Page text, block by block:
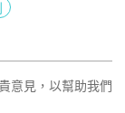
意見，以幫助我們